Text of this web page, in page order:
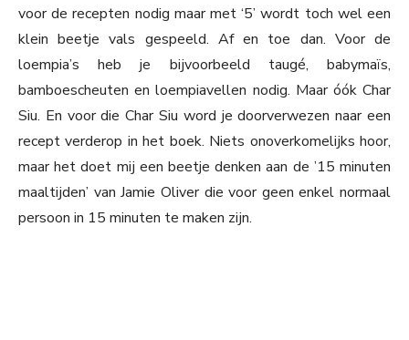
voor de recepten nodig maar met ‘5’ wordt toch wel een
klein beetje vals gespeeld. Af en toe dan. Voor de
loempia’s heb je bijvoorbeeld taugé, babymaïs,
bamboescheuten en loempiavellen nodig. Maar óók Char
Siu. En voor die Char Siu word je doorverwezen naar een
recept verderop in het boek. Niets onoverkomelijks hoor,
maar het doet mij een beetje denken aan de ’15 minuten
maaltijden’ van Jamie Oliver die voor geen enkel normaal
persoon in 15 minuten te maken zijn.